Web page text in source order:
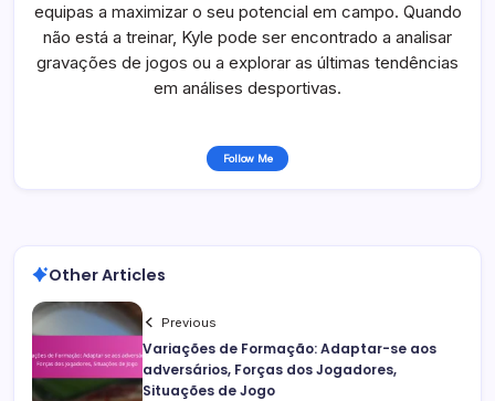
equipas a maximizar o seu potencial em campo. Quando
não está a treinar, Kyle pode ser encontrado a analisar
gravações de jogos ou a explorar as últimas tendências
em análises desportivas.
Follow Me
Other Articles
Previous
Variações de Formação: Adaptar-se aos
adversários, Forças dos Jogadores,
Situações de Jogo